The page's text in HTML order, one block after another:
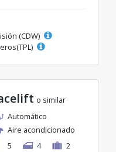
(CDW)
o similar
Automático
Aire acondicionado
5
4 2